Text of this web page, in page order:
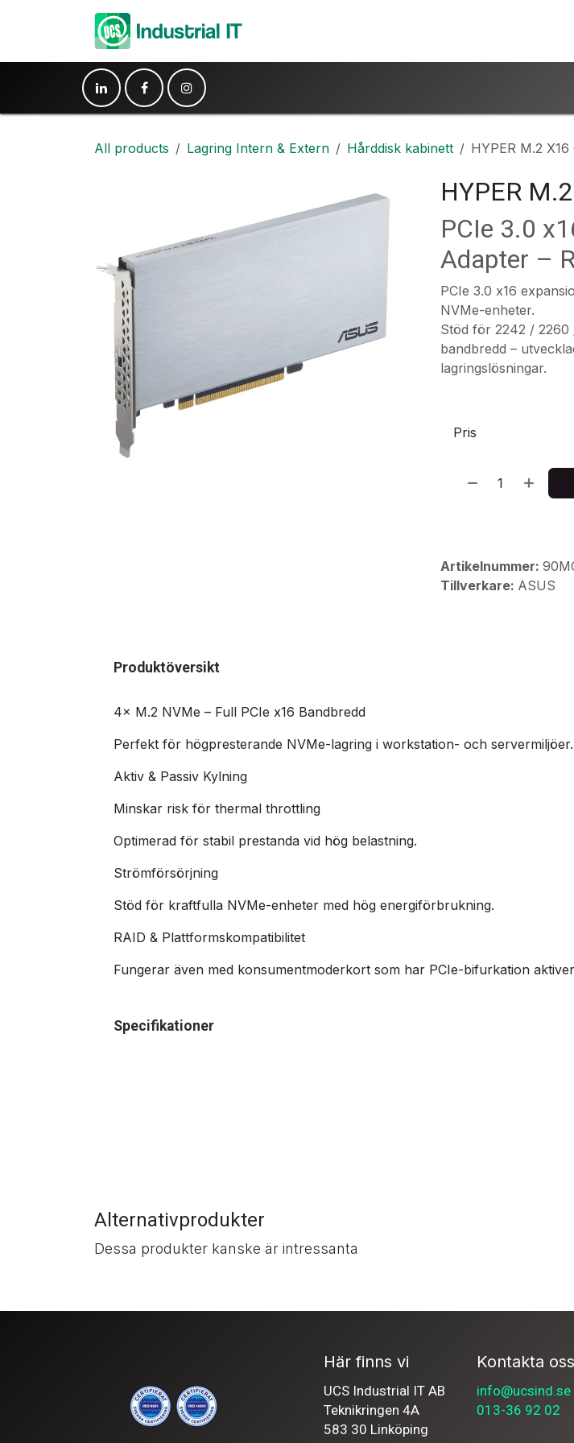
Hoppa till innehåll
All products Lagring Intern & Extern Hårddisk kabinett HYPER M.2 X16
HYPER
PCIe 3.0
Adapter –
PCIe 3.0 x16
NVMe-enheter.
Stöd för 2242 / 2260
bandbredd –
lagringslösningar.
Pris
Artikelnummer:
Tillverkare: ASUS
Produktöversikt
4× M.2 NVMe – Full PCIe x16 Bandbredd
Perfekt för högpresterande NVMe-lagring i workstation- och servermiljöer.
Aktiv & Passiv Kylning
Minskar risk för thermal throttling
Optimerad för stabil prestanda vid hög belastning.
Strömförsörjning
Stöd för kraftfulla NVMe-enheter med hög energiförbrukning.
RAID & Plattformskompatibilitet
Fungerar även med konsumentmoderkort som har PCIe-bifurkation
Specifikationer
Alternativprodukter
Dessa produkter kanske är intressanta
Här finns vi
UCS Industrial IT AB
Teknikringen 4A
583 30 Linköping
Kontakta oss
info@ucsind.se
013-36 92 02